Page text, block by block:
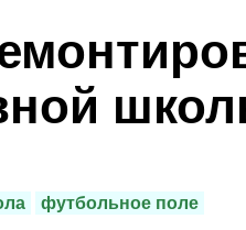
футбольное поле